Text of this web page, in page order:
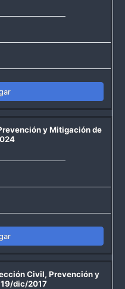
y Mitigación de
Civil, Prevención y
dic/2017